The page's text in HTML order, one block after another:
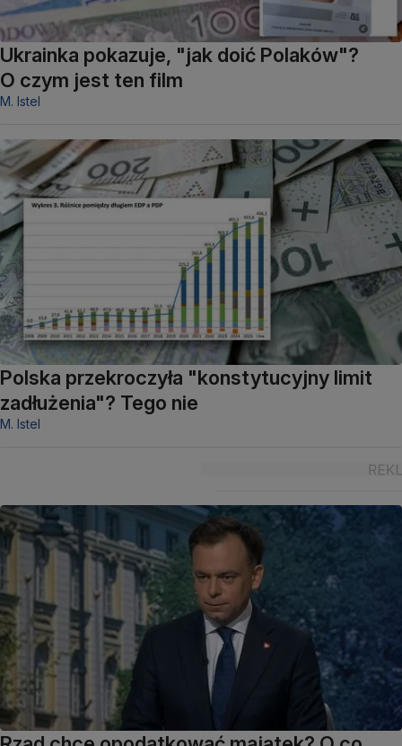
Ukrainka pokazuje, "jak doić Polaków"?
O czym jest ten film
M. Istel
Polska przekroczyła "konstytucyjny limit
zadłużenia"? Tego nie
M. Istel